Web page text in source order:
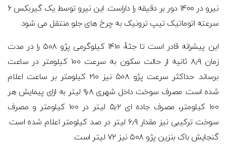
نیرو در ۱۴۰۰ دور بر دقیقه را داراست. این نیرو توسط یک گیربکس ۶
سرعته اتوماتیک تیپ ترونیک به چرخ های جلو منتقل می شود.
این پیشرانه قادر است تا جثۀ ۱۴۱۰ کیلوگرمی پژو ۵۰۸ را در مدت
زمان ۸٫۹ ثانیه از حالت سکون به سرعت ۱۰۰ کیلومتر در ساعت
برساند. حداکثر سرعت پژو ۵۰۸ نیز ۲۱۰ کیلومتر بر ساعت اعلام
شده است. مصرف سوخت داخل شهری ۹٫۸ لیتر به ازای پیمایش هر
۱۰۰ کیلومتر، مصرف جاده ای ۵٫۲ لیتر در ۱۰۰ کیلومتر و مصرف
سوخت ترکیبی نیز مقدار ۶٫۹ لیتر در صد کیلومتر اعلام شده است.
گنجایش باک بنزین پژو ۵۰۸ نیز ۷۲ لیتر است.